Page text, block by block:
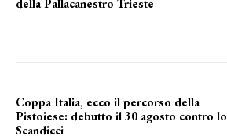
della Pallacanestro Trieste
Coppa Italia, ecco il percorso della
Pistoiese: debutto il 30 agosto contro lo
Scandicci